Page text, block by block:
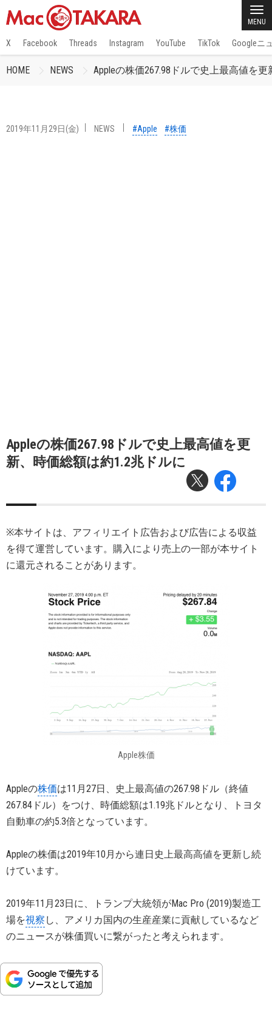
MENU
X Facebook Threads Instagram YouTube TikTok Googleニ
HOME NEWS Appleの株価267.98ドルで史上最高値を
2019年11月29日(金) NEWS #Apple #株価
Appleの株価267.98ドルで史上最高値を更
新、時価総額は約1.2兆ドルに
※本サイトは、アフィリエイト広告および広告による収益
を得て運営しています。購入により売上の一部が本サイト
に還元されることがあります。
Apple株価
Appleの株価は11月27日、史上最高値の267.98ドル（終値
267.84ドル）をつけ、時価総額は1.19兆ドルとなり、トヨタ
自動車の約5.3倍となっています。
Appleの株価は2019年10月から連日史上最高高値を更新し続
けています。
2019年11月23日に、トランプ大統領がMac Pro (2019)製造工
場を視察 し、アメリカ国内の生産産業に貢献しているなど
のニュースが株価買いに繋がったと考えられます。